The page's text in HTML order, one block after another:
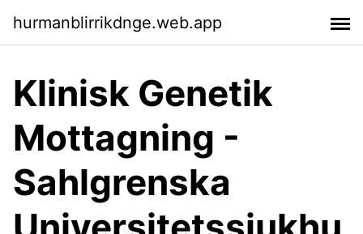
hurmanblirrikdnge.web.app
Klinisk Genetik
Mottagning -
Sahlgrenska